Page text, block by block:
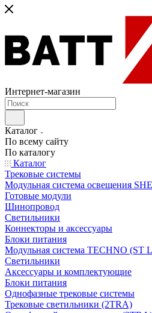
Интернет-магазин
Каталог
По всему сайту
По каталогу
Каталог
Трековые системы
Модульная система освещения
Готовые модули
Шинопровод
Светильники
Коннекторы и аксессуары
Блоки питания
Модульная система TECHNO (ST
Светильники
Аксессуары и комплектующие
Блоки питания
Однофазные трековые системы
Трековые светильники (2TRA)